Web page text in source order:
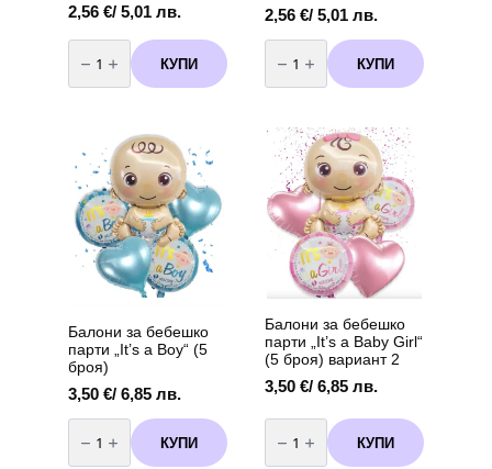
2,56 €/ 5,01 лв.
количество
за
Фолиев
балон
58
см
КУПИ
2,56 €/ 5,01 лв.
количество
за
Фолиев
балон
синя
98
см
КУПИ
Балони за бебешко
парти „It’s a Boy“ (5
броя)
3,50 €/ 6,85 лв.
количество
за
Балони КУПИ
Балони за бебешко
парти „It’s a Baby Girl“
(5 броя) вариант 2
3,50 €/ 6,85 лв.
количество
за
Балони КУПИ